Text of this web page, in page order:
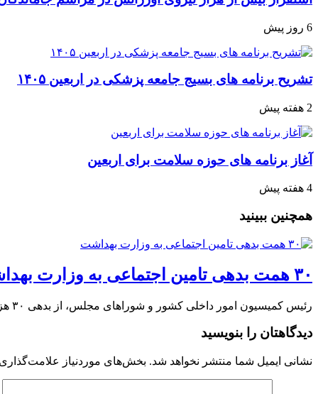
6 روز پیش
تشریح برنامه های بسیج جامعه پزشکی در اربعین ۱۴۰۵
2 هفته پیش
آغاز برنامه های حوزه سلامت برای اربعین
4 هفته پیش
همچنین ببینید
۳۰ همت بدهی تامین اجتماعی به وزارت بهداشت
رئیس کمیسیون امور داخلی کشور و شوراهای مجلس، از بدهی ۳۰ هزار میلیارد تومانی سازمان تامین اجتماعی به مراکز درمانی وزارت بهداشت خبر داد.
دیدگاهتان را بنویسید
نشانی ایمیل شما منتشر نخواهد شد. بخش‌های موردنیاز